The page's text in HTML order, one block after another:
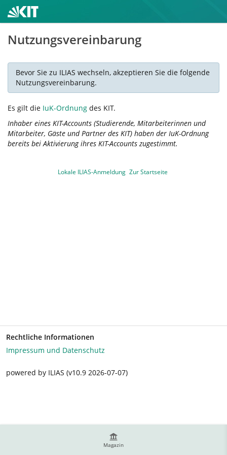
Magazin
Nutzungsvereinbarung
Bevor Sie zu ILIAS wechseln, akzeptieren Sie die folgende
Nutzungsvereinbarung.
Es gilt die IuK-Ordnung des KIT.
Inhaber eines KIT-Accounts (Studierende, Mitarbeiterinnen und
Mitarbeiter, Gäste und Partner des KIT) haben der IuK-Ordnung
bereits bei Aktivierung ihres KIT-Accounts zugestimmt.
Lokale ILIAS-Anmeldung Zur Startseite
Rechtliche Informationen
Impressum und Datenschutz
powered by ILIAS (v10.9 2026-07-07)